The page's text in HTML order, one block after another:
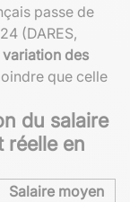
passe de
(DARES,
variation des
que celle
du salaire
réelle en
Salaire moyen